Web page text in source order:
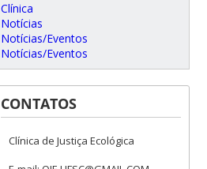
Clínica
Notícias
Notícias/Eventos
Notícias/Eventos
CONTATOS
Clínica de Justiça Ecológica